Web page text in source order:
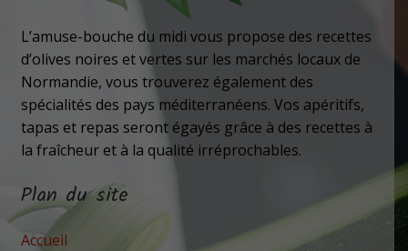
L’amuse-bouche du midi vous propose des recettes
d’olives noires et vertes sur les marchés locaux de
Normandie, vous trouverez également des
spécialités des pays méditerranéens. Vos apéritifs,
tapas et repas seront égayés grâce à des recettes à
la fraîcheur et à la qualité irréprochables.
Plan du site
Accueil